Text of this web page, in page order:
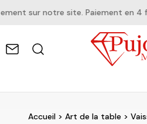
sur notre site. Paiement en 4
Accueil> Art de la table>